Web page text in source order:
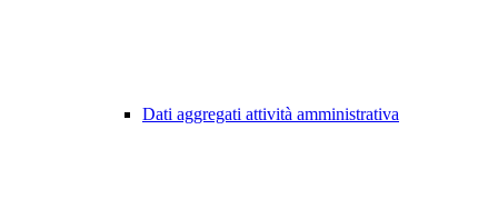
Dati aggregati attività amministrativa